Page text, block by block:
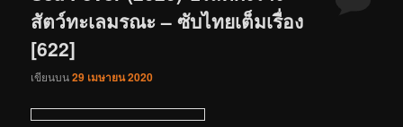
สัตว์ทะเลมรณะ – ซับไทยเต็มเรื่อง
[622]
เขียนบน29 เมษายน 2020